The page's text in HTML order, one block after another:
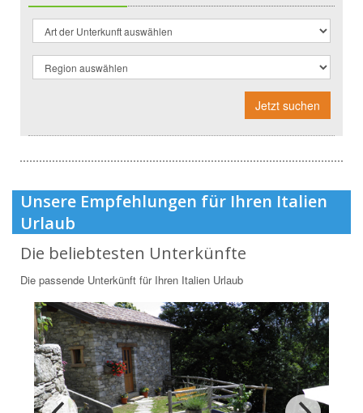
Jetzt suchen
Unsere Empfehlungen für Ihren Italien
Urlaub
Die beliebtesten Unterkünfte
Die passende Unterkünft für Ihren Italien Urlaub